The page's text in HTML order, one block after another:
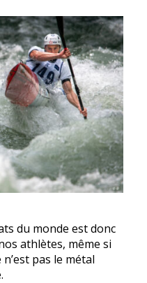
du monde est donc
athlètes, même si
pas le métal